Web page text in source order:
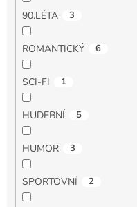
90.LÉTA 3
ROMANTICKÝ 6
SCI-FI 1
HUDEBNÍ 5
HUMOR 3
SPORTOVNÍ 2